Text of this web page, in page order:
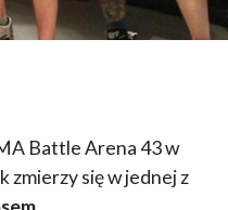
Battle Arena 43 w
zmierzy się w jednej z